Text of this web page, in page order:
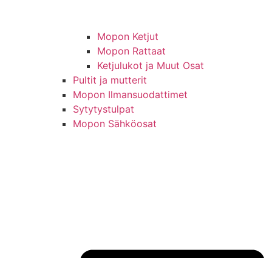
Mopon Ketjut
Mopon Rattaat
Ketjulukot ja Muut Osat
Pultit ja mutterit
Mopon Ilmansuodattimet
Sytytystulpat
Mopon Sähköosat